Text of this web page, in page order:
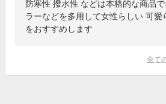
防寒性 撥水性 などは本格的な商品
ラーなどを多用して女性らしい 可愛
をおすすめします
全て